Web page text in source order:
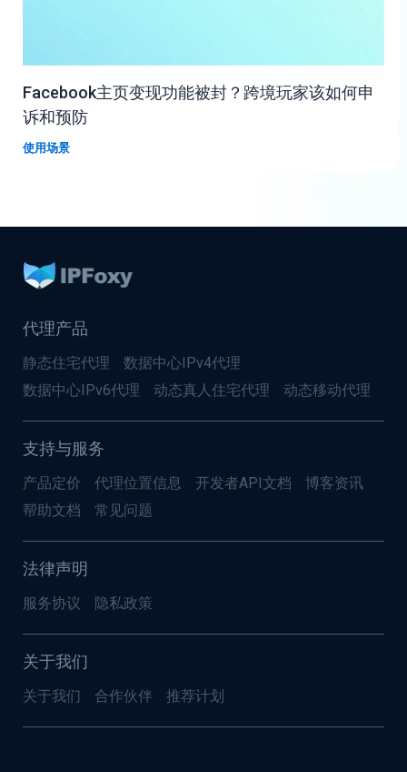
Facebook主页变现功能被封？跨境玩家该如何申
诉和预防
使用场景
代理产品
静态住宅代理
数据中心IPv4代理
数据中心IPv6代理
动态真人住宅代理 动态移动代理
支持与服务
产品定价 代理位置信息 开发者API文档
博客资讯
帮助文档
常见问题
法律声明
服务协议 隐私政策
关于我们
关于我们 合作伙伴 推荐计划